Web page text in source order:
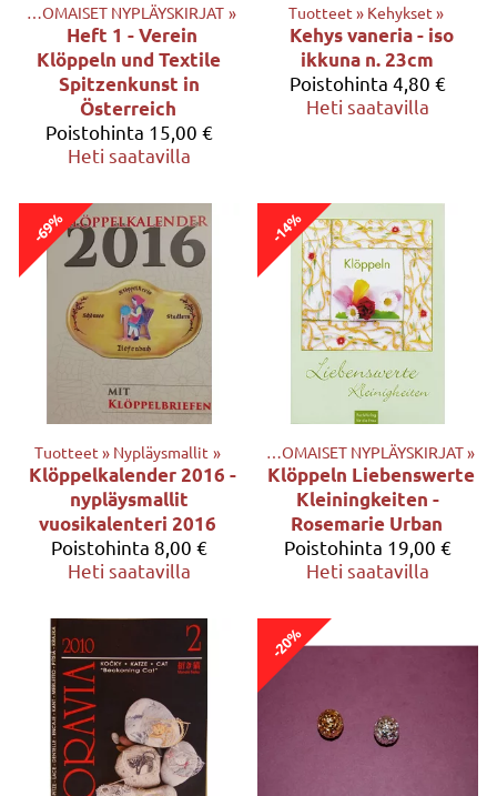
ULKOMAISET NYPLÄYSKIRJAT ‪»
Heft 1 - Verein
Klöppeln und Textile
Spitzenkunst in
Österreich
Poistohinta 15,00 €
Heti saatavilla
Tuotteet ‪» Kehykset ‪»
Kehys vaneria - iso
ikkuna n. 23cm
Poistohinta 4,80 €
Heti saatavilla
-69%
Tuotteet ‪» Nypläysmallit ‪»
Klöppelkalender 2016 -
nypläysmallit
vuosikalenteri 2016
Poistohinta 8,00 €
Heti saatavilla
-14%
Tuotteet‪»KIRJAT ULKOMAISET NYPLÄYSKIRJAT‪»
Klöppeln Liebenswerte
Kleiningkeiten -
Rosemarie Urban
Poistohinta 19,00 €
Heti saatavilla
-20%